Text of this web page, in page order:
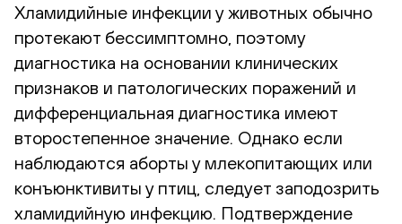
Хламидийные инфекции у животных обычно
протекают бессимптомно, поэтому
диагностика на основании клинических
признаков и патологических поражений и
дифференциальная диагностика имеют
второстепенное значение. Однако если
наблюдаются аборты у млекопитающих или
конъюнктивиты у птиц, следует заподозрить
хламидийную инфекцию. Подтверждение